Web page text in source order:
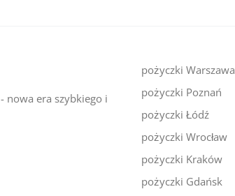
pożyczki Warszawa
pożyczki Poznań
pożyczki Łódź
pożyczki Wrocław
pożyczki Kraków
pożyczki Gdańsk
- nowa era szybkiego i